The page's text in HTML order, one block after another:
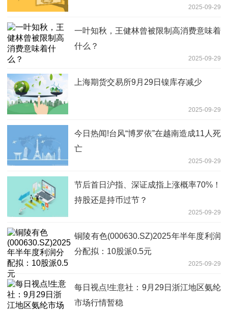
2025-09-29
一叶知秋，王健林曾被限制高消费意味着
什么？
2025-09-29
上海期货交易所9月29日镍库存减少
2025-09-29
今日热闻!台风“博罗依”在越南造成11人死
亡
2025-09-29
节后首日沪指、深证成指上涨概率70%！
持股还是持币过节？
2025-09-29
铜陵有色(000630.SZ)2025年半年度利润
分配拟：10股派0.5元
2025-09-29
每日视点!生意社：9月29日浙江地区氨纶
市场行情暂稳